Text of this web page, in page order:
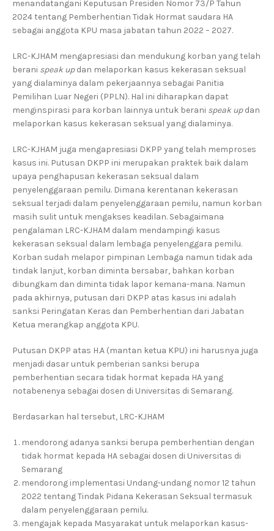
menandatangani Keputusan Presiden Nomor 73/P Tahun
2024 tentang Pemberhentian Tidak Hormat saudara HA
sebagai anggota KPU masa jabatan tahun 2022 – 2027.
LRC-KJHAM mengapresiasi dan mendukung korban yang telah
berani speak updan melaporkan kasus kekerasan seksual
yang dialaminya dalam pekerjaannya sebagai Panitia
Pemilihan Luar Negeri (PPLN). Hal ini diharapkan dapat
menginspirasi para korban lainnya untuk berani speak updan
melaporkan kasus kekerasan seksual yang dialaminya.
LRC-KJHAM juga mengapresiasi DKPP yang telah memproses
kasus ini. Putusan DKPP ini merupakan praktek baik dalam
upaya penghapusan kekerasan seksual dalam
penyelenggaraan pemilu. Dimana kerentanan kekerasan
seksual terjadi dalam penyelenggaraan pemilu, namun korban
masih sulit untuk mengakses keadilan. Sebagaimana
pengalaman LRC-KJHAM dalam mendampingi kasus
kekerasan seksual dalam lembaga penyelenggara pemilu.
Korban sudah melapor pimpinan Lembaga namun tidak ada
tindak lanjut, korban diminta bersabar, bahkan korban
dibungkam dan diminta tidak lapor kemana-mana. Namun
pada akhirnya, putusan dari DKPP atas kasus ini adalah
sanksi Peringatan Keras dan Pemberhentian dari Jabatan
Ketua merangkap anggota KPU.
Putusan DKPP atas H.A (mantan ketua KPU) ini harusnya juga
menjadi dasar untuk pemberian sanksi berupa
pemberhentian secara tidak hormat kepada HA yang
notabenenya sebagai dosen di Universitas di Semarang.
Berdasarkan hal tersebut, LRC-KJHAM
mendorong adanya sanksi berupa pemberhentian dengan
tidak hormat kepada HA sebagai dosen di Universitas di
Semarang
mendorong implementasi Undang-undang nomor 12 tahun
2022 tentang Tindak Pidana Kekerasan Seksual termasuk
dalam penyelenggaraan pemilu.
mengajak kepada Masyarakat untuk melaporkan kasus-